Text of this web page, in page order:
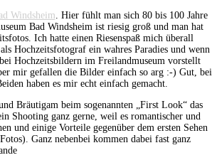
Windsheim . Hier fühlt man sich 80 bis 100 Jahre
Bad Windsheim ist riesig groß und man hat
Ich hatte einen Riesenspaß mich überall
Hochzeitsfotograf ein wahres Paradies und wenn
Hochzeitsbildern im Freilandmuseum vorstellt
mir gefallen die Bilder einfach so arg :-) Gut, bei
haben es mir echt einfach gemacht.
Bräutigam beim sogenannten „First Look“ das
Shooting ganz gerne, weil es romantischer und
und einige Vorteile gegenüber dem ersten Sehen
Ganz nebenbei kommen dabei fast ganz